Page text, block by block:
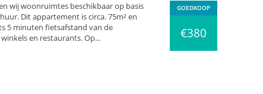
wij woonruimtes beschikbaar op basis
Dit appartement is circa. 75m² en
5 minuten fietsafstand van de
en restaurants. Op...
GOEDKOOP
€380